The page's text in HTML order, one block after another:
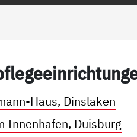
Haus, Dinslaken
Innenhafen, Duisburg